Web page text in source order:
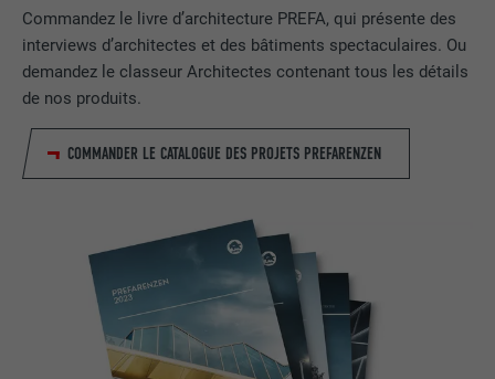
Commandez le livre d’architecture PREFA, qui présente des
interviews d’architectes et des bâtiments spectaculaires. Ou
demandez le classeur Architectes contenant tous les détails
de nos produits.
COMMANDER LE CATALOGUE DES PROJETS PREFARENZEN
FOURNISSEUR LinkedIn
EXPIRATION 2 ans
UTILITÉ
LinkedIn pour suivre l'utilisation de
UserMatchHistory
FOURNISSEUR LinkedIn
EXPIRATION 29 jours